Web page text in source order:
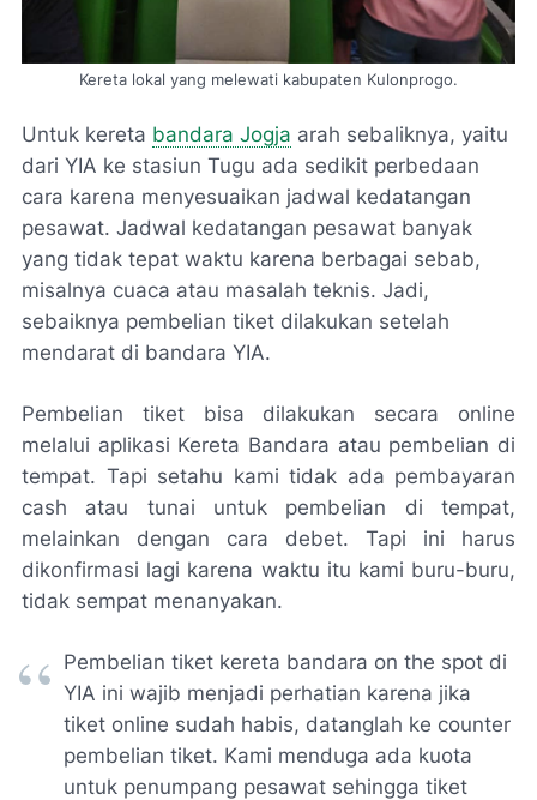
Kereta lokal yang melewati kabupaten Kulonprogo.
Untuk kereta bandara Jogja arah sebaliknya, yaitu
dari YIA ke stasiun Tugu ada sedikit perbedaan
cara karena menyesuaikan jadwal kedatangan
pesawat. Jadwal kedatangan pesawat banyak
yang tidak tepat waktu karena berbagai sebab,
misalnya cuaca atau masalah teknis. Jadi,
sebaiknya pembelian tiket dilakukan setelah
mendarat di bandara YIA.
Pembelian tiket bisa dilakukan secara online
melalui aplikasi Kereta Bandara atau pembelian di
tempat. Tapi setahu kami tidak ada pembayaran
cash atau tunai untuk pembelian di tempat,
melainkan dengan cara debet. Tapi ini harus
dikonfirmasi lagi karena waktu itu kami buru-buru,
tidak sempat menanyakan.
Pembelian tiket kereta bandara on the spot di
YIA ini wajib menjadi perhatian karena jika
tiket online sudah habis, datanglah ke counter
pembelian tiket. Kami menduga ada kuota
untuk penumpang pesawat sehingga tiket